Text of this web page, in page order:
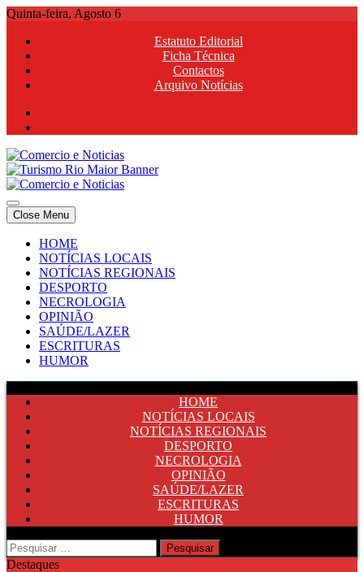
Skip
content
Quinta-feira, Agosto 6
Estatuto Editorial
Ficha Técnica
Contactos
Arquivo Notícias
Comercio e Noticias
Notícias e Publicidade Online
Comercio e Noticias
Notícias e Publicidade Online
Close Menu
HOME
NOTÍCIAS LOCAIS
NOTÍCIAS REGIONAIS
DESPORTO
NECROLOGIA
OPINIÃO
SAÚDE/LAZER
ESCRITURAS
HUMOR
HOME
NOTÍCIAS LOCAIS
NOTÍCIAS REGIONAIS
DESPORTO
NECROLOGIA
OPINIÃO
SAÚDE/LAZER
ESCRITURAS
HUMOR
Pesquisar
por:
Destaques